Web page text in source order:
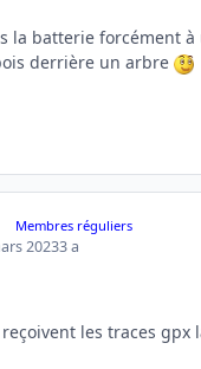
la batterie forcément à
derrière un arbre
Membres réguliers
20233 a
les traces gpx